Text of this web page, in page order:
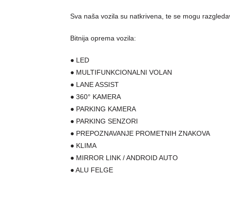
Sva naša vozila su natkrivena, te se mogu
Bitnija oprema vozila:
● LED
● MULTIFUNKCIONALNI VOLAN
● LANE ASSIST
● 360° KAMERA
● PARKING KAMERA
● PARKING SENZORI
● PREPOZNAVANJE PROMETNIH ZNAKOVA
● KLIMA
● MIRROR LINK / ANDROID AUTO
● ALU FELGE